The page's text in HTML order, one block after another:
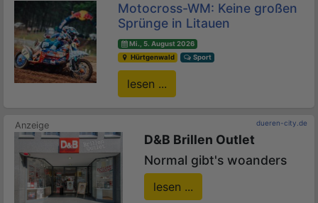
Motocross-WM: Keine großen
Sprünge in Litauen
Mi., 5. August 2026
Hürtgenwald
Sport
lesen ...
dueren-city.de
D&B Brillen Outlet
Normal gibt's woanders
lesen ...